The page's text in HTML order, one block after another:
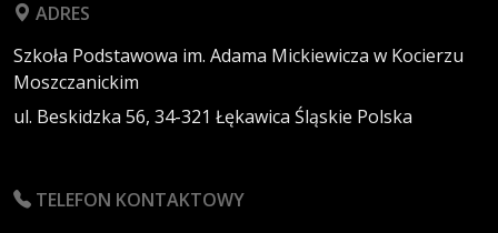
ADRES
Szkoła Podstawowa im. Adama Mickiewicza w Kocierzu
Moszczanickim
ul. Beskidzka 56, 34-321 Łękawica Śląskie Polska
TELEFON KONTAKTOWY